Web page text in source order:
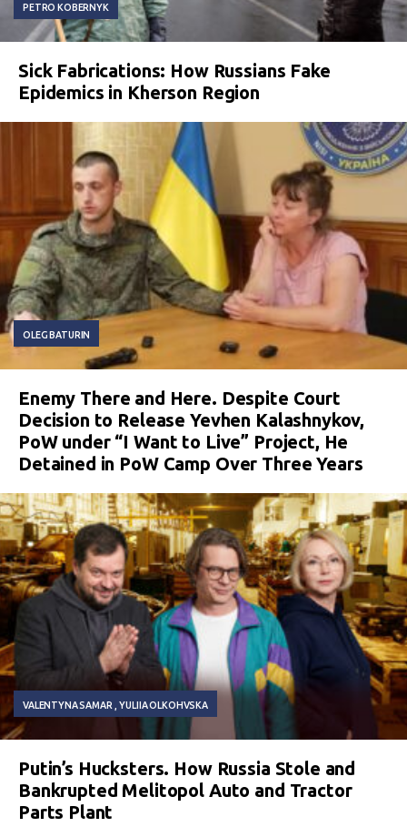
PETRO KOBERNYK
Sick Fabrications: How Russians Fake
Epidemics in Kherson Region
OLEG BATURIN
Enemy There and Here. Despite Court
Decision to Release Yevhen Kalashnykov,
PoW under “I Want to Live” Project, He
Detained in PoW Camp Over Three Years
VALENTYNA SAMAR YULIIA OLKOHVSKA
Putin’s Hucksters. How Russia Stole and
Bankrupted Melitopol Auto and Tractor
Parts Plant